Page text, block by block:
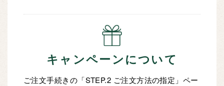
キャンペーンについて
ご注文手続きの「STEP.2 ご注文方法の指定」ペー